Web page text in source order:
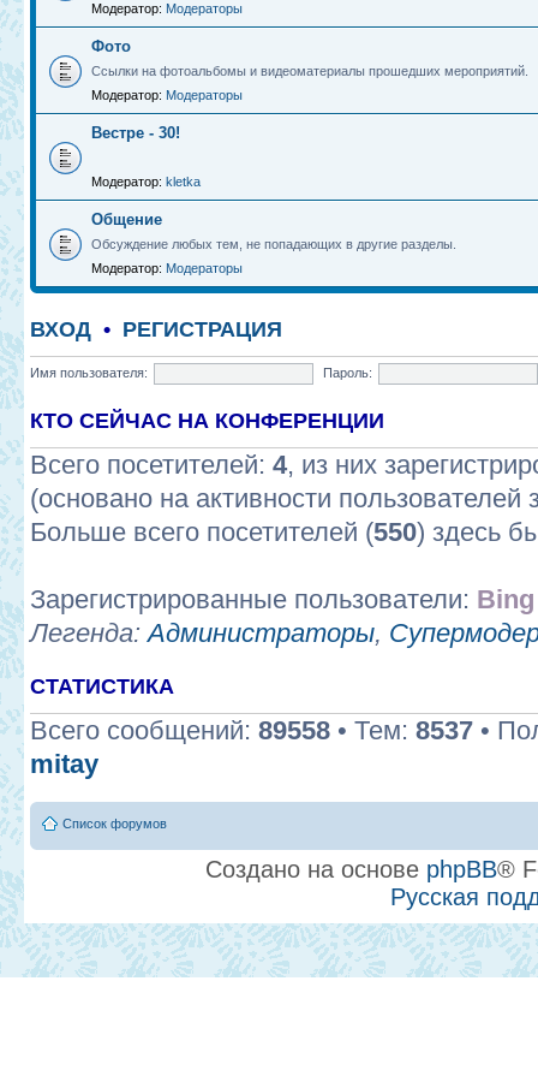
Модератор: Модераторы
Фото
Ссылки на фотоальбомы и видеоматериалы прошедших мероприятий.
Модератор: Модераторы
Вестре - 30!
Модератор: kletka
Общение
Обсуждение любых тем, не попадающих в другие разделы.
Модератор: Модераторы
ВХОД • РЕГИСТРАЦИЯ
Имя пользователя: Пароль:
КТО СЕЙЧАС НА КОНФЕРЕНЦИИ
Всего посетителей: 4, из них
(основано на активности пользователей
Больше всего посетителей (550) здесь
Зарегистрированные пользователи:
Легенда:Администраторы,
СТАТИСТИКА
Всего сообщений: 89558 • Тем: 8537 •
mitay
Список форумов
Создано на основе phpBB®
Русская